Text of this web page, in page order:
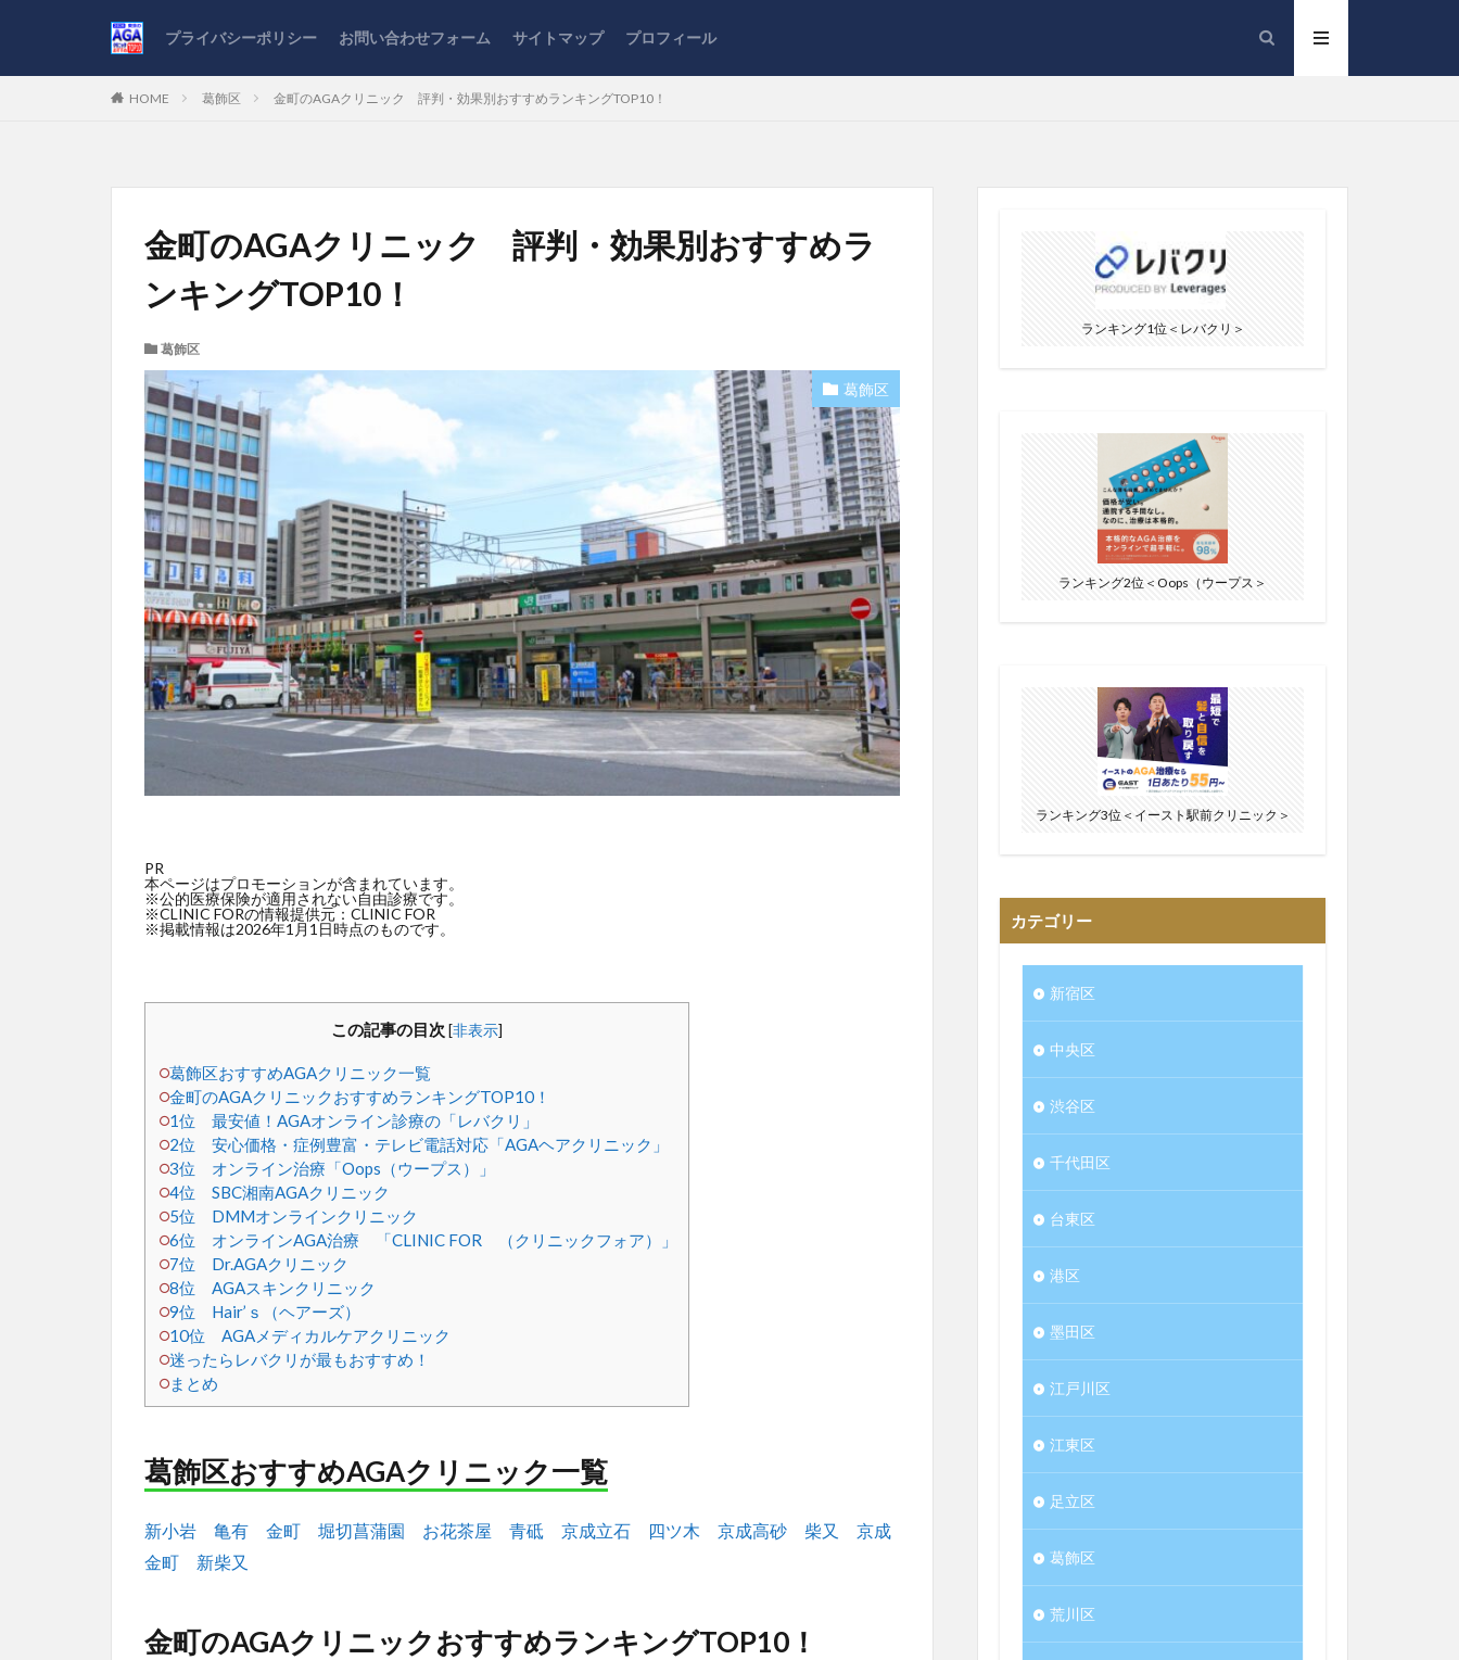
プライバシーポリシー お問い合わせフォーム サイトマップ プロフィール
HOME 葛飾区 金町のAGAクリニック 評判・効果別おすすめランキングTOP10！
金町のAGAクリニック 評判・効果別おすすめラ
ンキングTOP10！
葛飾区
葛飾区
PR
本ページはプロモーションが含まれています。
※公的医療保険が適用されない自由診療です。
※CLINIC FORの情報提供元：CLINIC FOR
※掲載情報は2026年1月1日時点のものです。
この記事の目次 [非表示]
葛飾区おすすめAGAクリニック一覧
金町のAGAクリニックおすすめランキングTOP10！
1位 最安値！AGAオンライン診療の「レバクリ」
2位 安心価格・症例豊富・テレビ電話対応「AGAヘアクリニック」
3位 オンライン治療「Oops（ウープス）」
4位 SBC湘南AGAクリニック
5位 DMMオンラインクリニック
6位 オンラインAGA治療 「CLINIC FOR （クリニックフォア）」
7位 Dr.AGAクリニック
8位 AGAスキンクリニック
9位 Hair’ｓ（ヘアーズ）
10位 AGAメディカルケアクリニック
迷ったらレバクリが最もおすすめ！
まとめ
葛飾区おすすめAGAクリニック一覧
新小岩 亀有 金町 堀切菖蒲園 お花茶屋 青砥 京成立石 四ツ木 京成高砂 柴又
京成
金町
新柴又
金町のAGAクリニックおすすめランキングTOP10！
ランキング1位＜レバクリ＞
ランキング2位＜Oops（ウープス＞
ランキング3位＜イースト駅前クリニック＞
カテゴリー
新宿区
中央区
渋谷区
千代田区
台東区
港区
墨田区
江戸川区
江東区
足立区
葛飾区
荒川区